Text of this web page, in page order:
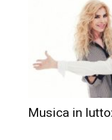
Musica in